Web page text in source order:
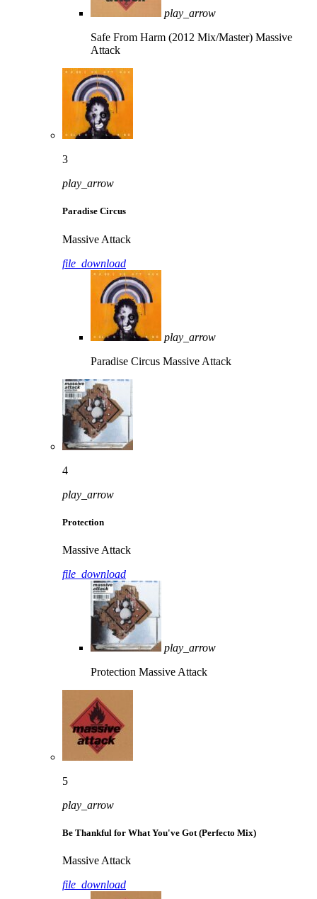
play_arrow
Safe From Harm (2012 Mix/Master) Massive
Attack
3
play_arrow
Paradise Circus
Massive Attack
file_download
play_arrow
Paradise Circus Massive Attack
4
play_arrow
Protection
Massive Attack
file_download
play_arrow
Protection Massive Attack
5
play_arrow
Be Thankful for What You've Got (Perfecto Mix)
Massive Attack
file_download